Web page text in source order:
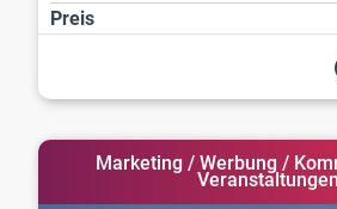
Preis
Marketing / Werbung /
Veranstaltungen